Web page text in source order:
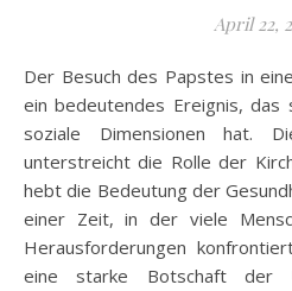
April 22,
Der Besuch des Papstes in einer Notapotheke in Rom ist
ein bedeutendes Ereignis, das
soziale Dimensionen hat.
unterstreicht die Rolle der
hebt die Bedeutung der
einer Zeit, in der viele
Herausforderungen
eine starke Botschaft der